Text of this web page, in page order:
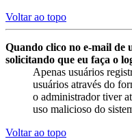
Voltar ao topo
Quando clico no e-mail de
solicitando que eu faça o
Apenas usuários
usuários através do
o administrador tiver
uso malicioso do
Voltar ao topo